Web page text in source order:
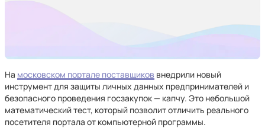
На московском портале поставщиков внедрили новый
инструмент для защиты личных данных предпринимателей и
безопасного проведения госзакупок — капчу. Это небольшой
математический тест, который позволит отличить реального
посетителя портала от компьютерной программы.